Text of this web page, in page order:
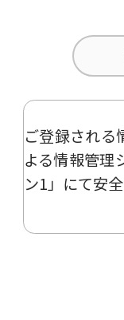
(4) 氏
名・組
品・サ
ー、イベ
情報の提
その他の
2 個人情
ご登録される
よる情報管理
ン1」 にて安